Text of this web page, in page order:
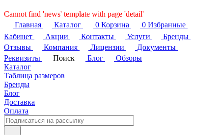
Cannot find 'news' template with page 'detail'
Главная
Каталог 0 Корзина 0 Избранные
Кабинет
Акции Контакты Услуги
Бренды
Отзывы
Компания Лицензии
Документы
Реквизиты
Поиск Блог
Обзоры
Каталог
Таблица размеров
Бренды
Блог
Доставка
Оплата